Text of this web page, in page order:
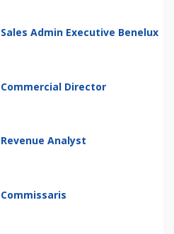
Sales Admin Executive Benelux
Commercial Director
Revenue Analyst
Commissaris